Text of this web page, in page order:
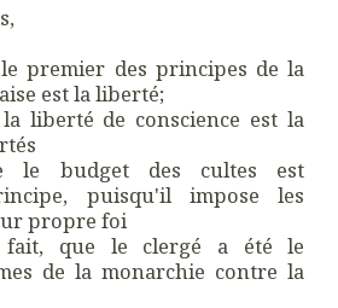
premier des principes de la
est la liberté;
liberté de conscience est la
le budget des cultes est
puisqu'il impose les
propre foi
fait, que le clergé a été le
de la monarchie contre la